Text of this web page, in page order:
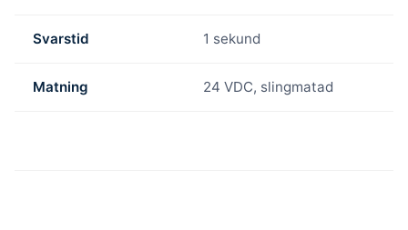
Svarstid 1 sekund
Matning 24 VDC, slingmatad